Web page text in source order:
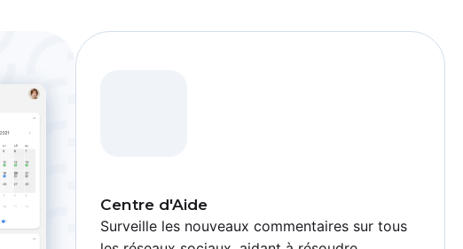
Centre d'Aide
Surveille les nouveaux commentaires sur tous